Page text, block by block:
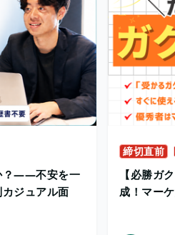
？——不安を一
ジュアル面
締切直前
【必勝ガ
成！マー